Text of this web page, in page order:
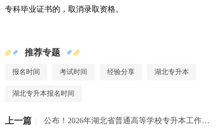
专科毕业证书的，取消录取资格。
推荐专题
报名时间 考试时间 经验分享 湖北专升本
湖北专升本报名时间
上一篇 公布！2026年湖北省普通高等学校专升本工作的通知